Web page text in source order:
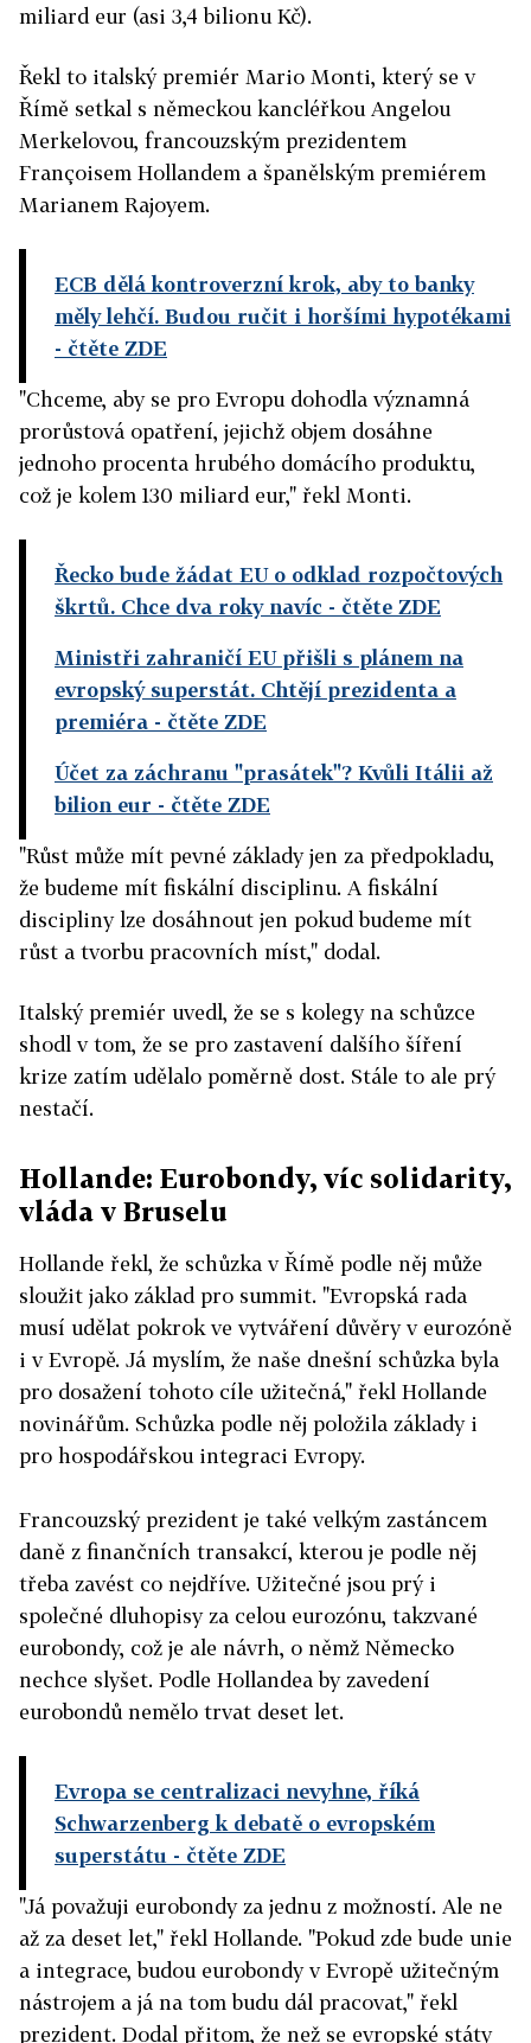
miliard eur (asi 3,4 bilionu Kč).
Řekl to italský premiér Mario Monti, který se v
Římě setkal s německou kancléřkou Angelou
Merkelovou, francouzským prezidentem
Françoisem Hollandem a španělským premiérem
Marianem Rajoyem.
ECB dělá kontroverzní krok, aby to banky
měly lehčí. Budou ručit i horšími hypotékami
- čtěte ZDE
"Chceme, aby se pro Evropu dohodla významná
prorůstová opatření, jejichž objem dosáhne
jednoho procenta hrubého domácího produktu,
což je kolem 130 miliard eur," řekl Monti.
Řecko bude žádat EU o odklad rozpočtových
škrtů. Chce dva roky navíc - čtěte ZDE
Ministři zahraničí EU přišli s plánem na
evropský superstát. Chtějí prezidenta a
premiéra - čtěte ZDE
Účet za záchranu "prasátek"? Kvůli Itálii až
bilion eur - čtěte ZDE
"Růst může mít pevné základy jen za předpokladu,
že budeme mít fiskální disciplinu. A fiskální
discipliny lze dosáhnout jen pokud budeme mít
růst a tvorbu pracovních míst," dodal.
Italský premiér uvedl, že se s kolegy na schůzce
shodl v tom, že se pro zastavení dalšího šíření
krize zatím udělalo poměrně dost. Stále to ale prý
nestačí.
Hollande: Eurobondy, víc solidarity,
vláda v Bruselu
Hollande řekl, že schůzka v Římě podle něj může
sloužit jako základ pro summit. "Evropská rada
musí udělat pokrok ve vytváření důvěry v eurozóně
i v Evropě. Já myslím, že naše dnešní schůzka byla
pro dosažení tohoto cíle užitečná," řekl Hollande
novinářům. Schůzka podle něj položila základy i
pro hospodářskou integraci Evropy.
Francouzský prezident je také velkým zastáncem
daně z finančních transakcí, kterou je podle něj
třeba zavést co nejdříve. Užitečné jsou prý i
společné dluhopisy za celou eurozónu, takzvané
eurobondy, což je ale návrh, o němž Německo
nechce slyšet. Podle Hollandea by zavedení
eurobondů nemělo trvat deset let.
Evropa se centralizaci nevyhne, říká
Schwarzenberg k debatě o evropském
superstátu - čtěte ZDE
"Já považuji eurobondy za jednu z možností. Ale ne
až za deset let," řekl Hollande. "Pokud zde bude unie
a integrace, budou eurobondy v Evropě užitečným
nástrojem a já na tom budu dál pracovat," řekl
prezident. Dodal přitom, že než se evropské státy